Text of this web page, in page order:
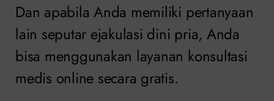
Dan apabila Anda memiliki pertanyaan
lain seputar ejakulasi dini pria, Anda
bisa menggunakan layanan konsultasi
medis online secara gratis.